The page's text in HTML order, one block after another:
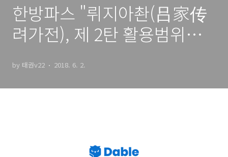
한방파스 "뤼지아촨(吕家传
려가전), 제 2탄 활용범위와
by 태권v22 2018. 6. 2.